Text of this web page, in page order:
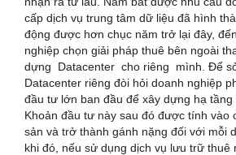
cấp dịch vụ trung tâm dữ liệu đã hình
động được hơn chục năm trở lại đây,
nghiệp chọn giải pháp thuê bên ngoài
dựng Datacenter cho riêng mình. Để
Datacenter riêng đòi hỏi doanh nghiệp
đầu tư lớn ban đầu để xây dựng hạ tầng
Khoản đầu tư này sau đó được tính vào
sản và trở thành gánh nặng đối với mỗi
khi đó, nếu sử dụng dịch vụ lưu trữ thuê